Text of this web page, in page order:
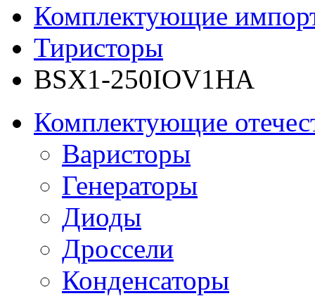
Комплектующие
Тиристоры
BSX1-250IOV1HA
Комплектующие
Варисторы
Генераторы
Диоды
Дроссели
Конденсаторы